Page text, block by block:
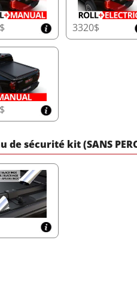
3320$
de sécurité kit (SANS